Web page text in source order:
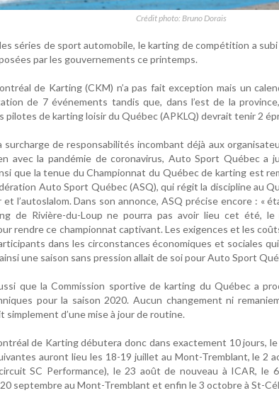
Crédit photo: Bruno Dorais
séries de sport automobile, le karting de compétition a
par les gouvernements ce printemps.
de Karting (CKM) n’a pas fait exception mais un
de 7 événements tandis que, dans l’est de la
pilotes de karting loisir du Québec (APKLQ) devrait tenir 2
surcharge de responsabilités incombant déjà aux
avec la pandémie de coronavirus, Auto Sport Québec a
que la tenue du Championnat du Québec de karting est
Auto Sport Québec (ASQ), qui régit la discipline au
l’autoslalom. Dans son annonce, ASQ précise encore : «
de Rivière-du-Loup ne pourra pas avoir lieu cet été, le
rendre ce championnat captivant. Les exigences et les
dans les circonstances économiques et sociales
une saison sans pression allait de soi pour Auto Sport
que la Commission sportive de karting du Québec a
pour la saison 2020. Aucun changement ni
simplement d’une mise à jour de routine.
de Karting débutera donc dans exactement 10 jours,
auront lieu les 18-19 juillet au Mont-Tremblant, le 2
SC Performance), le 23 août de nouveau à ICAR, le
septembre au Mont-Tremblant et enfin le 3 octobre à St-